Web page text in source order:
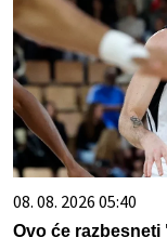
08. 08. 2026 05:40
Ovo će